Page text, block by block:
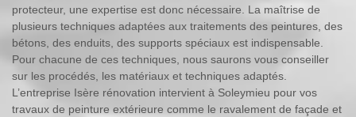
protecteur, une expertise est donc nécessaire. La maîtrise de
plusieurs techniques adaptées aux traitements des peintures, des
bétons, des enduits, des supports spéciaux est indispensable.
Pour chacune de ces techniques, nous saurons vous conseiller
sur les procédés, les matériaux et techniques adaptés.
L’entreprise Isère rénovation intervient à Soleymieu pour vos
travaux de peinture extérieure comme le ravalement de façade et